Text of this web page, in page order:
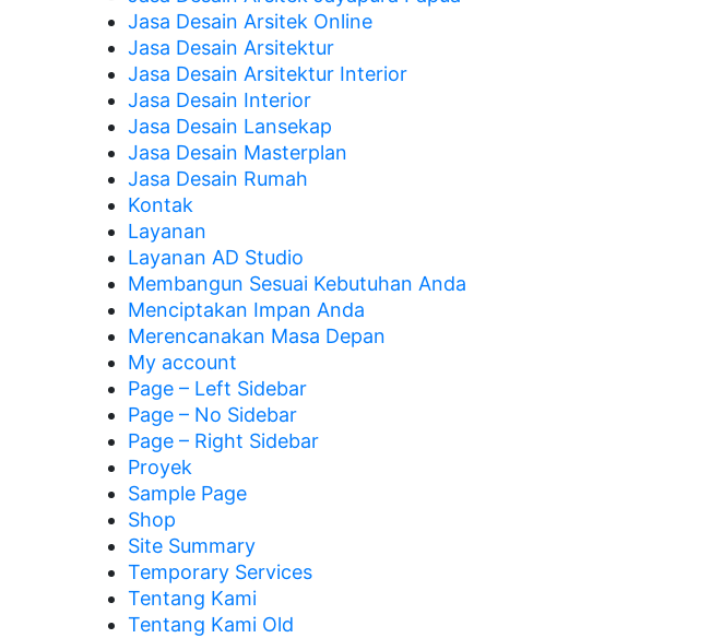
Jasa Desain Arsitek Online
Jasa Desain Arsitektur
Jasa Desain Arsitektur Interior
Jasa Desain Interior
Jasa Desain Lansekap
Jasa Desain Masterplan
Jasa Desain Rumah
Kontak
Layanan
Layanan AD Studio
Membangun Sesuai Kebutuhan Anda
Menciptakan Impan Anda
Merencanakan Masa Depan
My account
Page – Left Sidebar
Page – No Sidebar
Page – Right Sidebar
Proyek
Sample Page
Shop
Site Summary
Temporary Services
Tentang Kami
Tentang Kami Old